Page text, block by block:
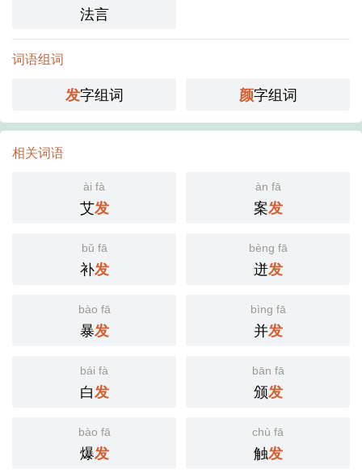
法言
词语组词
发字组词 颜字组词
相关词语
ài fà
艾发
àn fā
案发
bǔ fā
补发
bèng fā
迸发
bào fā
暴发
bìng fā
并发
bái fà
白发
bān fā
颁发
bào fā
爆发
chù fā
触发